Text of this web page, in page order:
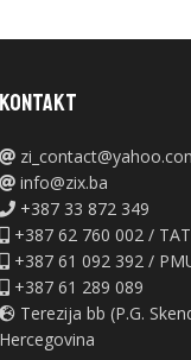
KONTAKT
info@zix.ba
+387 33 872 349
+387 62 760 002 /
+387 61 092 392 /
+387 61 289 089
Terezija bb (P.G.
Hercegovina